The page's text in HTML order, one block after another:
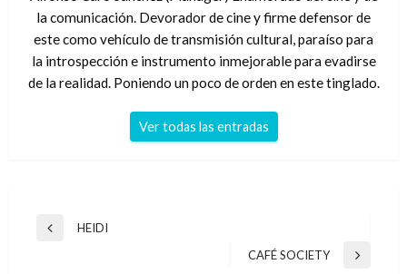
la comunicación. Devorador de cine y firme defensor de
este como vehículo de transmisión cultural, paraíso para
la introspección e instrumento inmejorable para evadirse
de la realidad. Poniendo un poco de orden en este tinglado.
Ver todas las entradas
Navegación
Entrada
HEIDI
Entrada
CAFÉ SOCIETY